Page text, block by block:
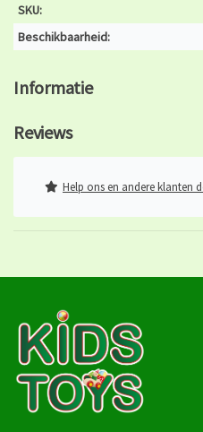
SKU:
Beschikbaarheid:
Informatie
Reviews
Help ons en andere klanten